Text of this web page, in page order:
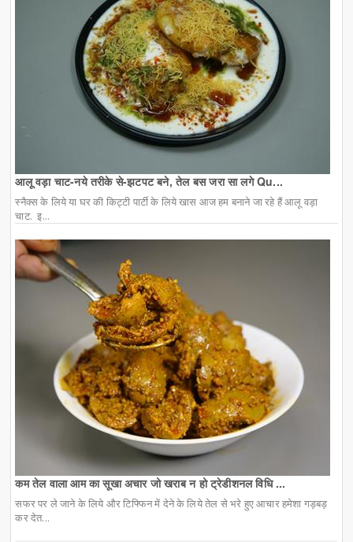
आलू वड़ा चाट-नये तरीके से-झटपट बने, तेल बस जरा सा लगे Qu...
स्नैक्स के लिये या घर की किट्टी पार्टी के लिये खास आज हम बनाने जा रहे हैं आलू वड़ा
चाट. इ...
कम तेल वाला आम का सूखा अचार जो खराब न हो ट्रेडीशनल विधि ...
सफर पर ले जाने के लिये और टिफ्फिन में देने के लिये तेल से भरे हुए आचार हमेशा गड़बड़
कर देत...